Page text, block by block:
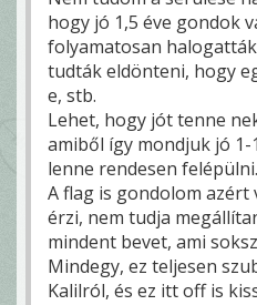
hogy jó 1,5 éve gondok
folyamatosan
tudták eldönteni, hogy
e, stb.
Lehet, hogy jót tenne
amiből így mondjuk jó
lenne rendesen felépülni.
A flag is gondolom azért
érzi, nem tudja
mindent bevet, ami
Mindegy, ez teljesen
Kalilról, és ez itt off is